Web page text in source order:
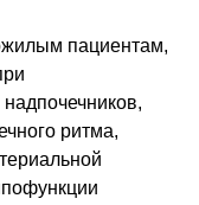
пациентам,
ритма,